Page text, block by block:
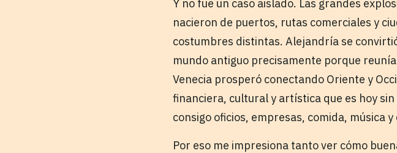
Y no fue un caso aislado. Las grandes
nacieron de puertos, rutas comerciales y
costumbres distintas. Alejandría se
mundo antiguo precisamente porque
Venecia prosperó conectando Oriente y
financiera, cultural y artística que es hoy
consigo oficios, empresas, comida, música y
Por eso me impresiona tanto ver cómo